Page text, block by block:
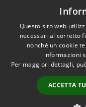
Dichiarazione di
Accessibilità
Questo sito web
necessari al corretto
nonché un cookie
informazioni
Per maggiori dettagli,
ACCETTA